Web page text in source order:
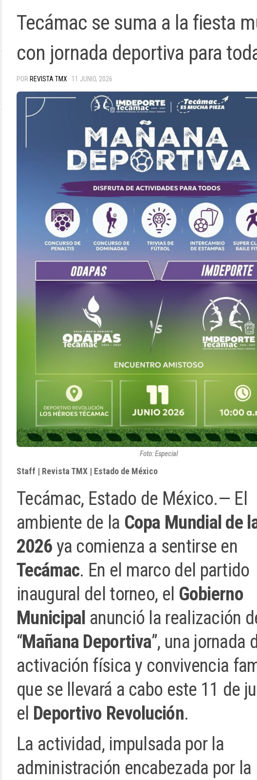
Tecámac se suma a la fiesta
con jornada deportiva para
POR REVISTA TMX · 11 JUNIO, 2026
Foto: Especial
Staff | Revista TMX | Estado de México
Tecámac, Estado de México.— El
ambiente de la Copa Mundial de
2026 ya comienza a sentirse en
Tecámac. En el marco del partido
inaugural del torneo, el Gobierno
Municipal anunció la realización
“Mañana Deportiva”, una jornada
activación física y convivencia
que se llevará a cabo este 11 de
el Deportivo Revolución.
La actividad, impulsada por la
administración encabezada por la